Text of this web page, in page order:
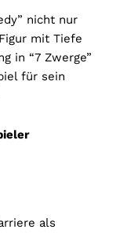
nicht nur
mit Tiefe
in “7 Zwerge”
für sein
als